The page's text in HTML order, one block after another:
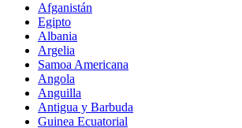
Afganistán
Egipto
Albania
Argelia
Samoa Americana
Angola
Anguilla
Antigua y Barbuda
Guinea Ecuatorial